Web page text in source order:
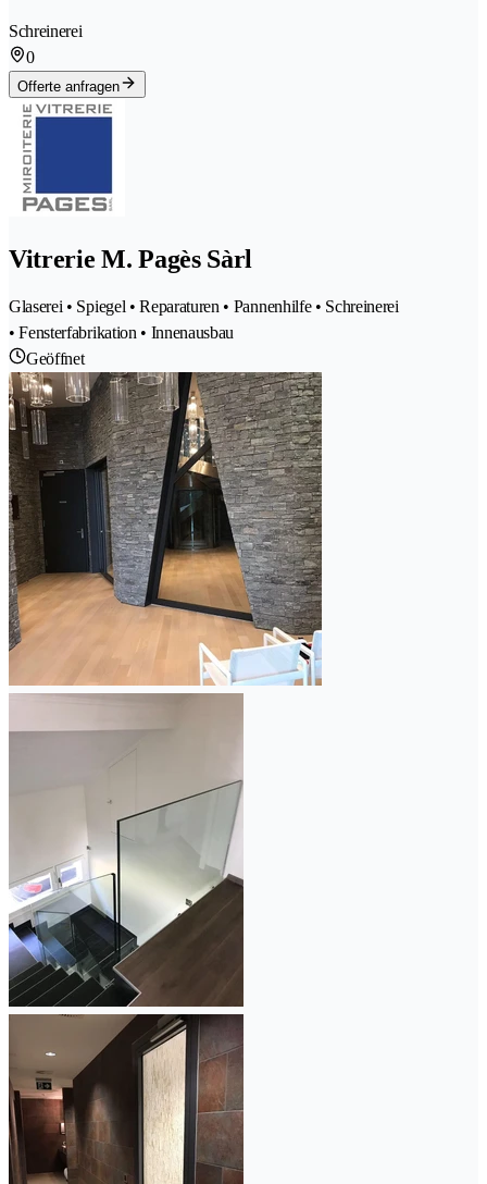
Schreinerei
0
Offerte anfragen
Vitrerie M. Pagès Sàrl
Glaserei • Spiegel • Reparaturen • Pannenhilfe • Schreinerei
• Fensterfabrikation • Innenausbau
Geöffnet